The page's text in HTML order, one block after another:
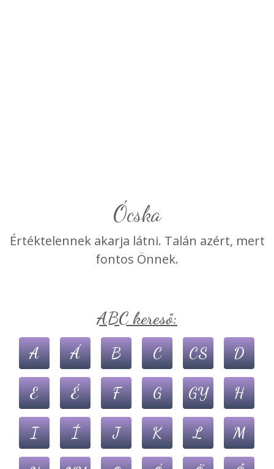
Ócska
Értéktelennek akarja látni. Talán azért, mert
fontos Önnek.
ABC kereső:
A Á B C CS D
E É F G GY H
I Í J K L M